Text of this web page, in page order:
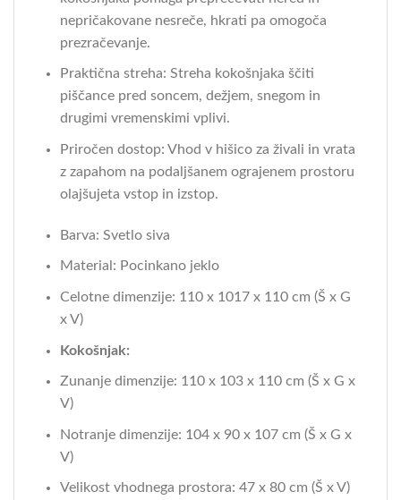
nepričakovane nesreče, hkrati pa omogoča
prezračevanje.
Praktična streha: Streha kokošnjaka ščiti
piščance pred soncem, dežjem, snegom in
drugimi vremenskimi vplivi.
Priročen dostop: Vhod v hišico za živali in vrata
z zapahom na podaljšanem ograjenem prostoru
olajšujeta vstop in izstop.
Barva: Svetlo siva
Material: Pocinkano jeklo
Celotne dimenzije: 110 x 1017 x 110 cm (Š x G
x V)
Kokošnjak:
Zunanje dimenzije: 110 x 103 x 110 cm (Š x G x
V)
Notranje dimenzije: 104 x 90 x 107 cm (Š x G x
V)
Velikost vhodnega prostora: 47 x 80 cm (Š x V)